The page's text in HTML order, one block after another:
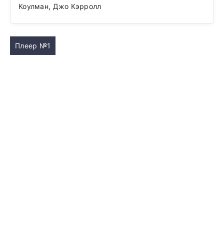
Коулман, Джо Кэрролл
Плеер №1